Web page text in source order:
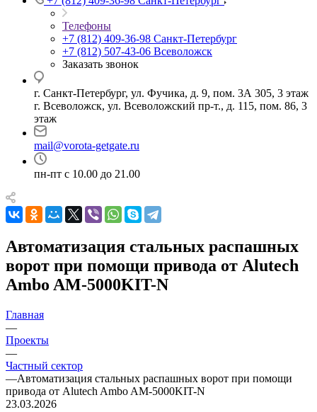
Телефоны
+7 (812) 409-36-98 Санкт-Петербург
+7 (812) 507-43-06 Всеволожск
Заказать звонок
г. Санкт-Петербург, ул. Фучика, д. 9, пом. 3А 305, 3 этаж
г. Всеволожск, ул. Всеволожский пр-т., д. 115, пом. 86, 3
этаж
mail@vorota-getgate.ru
пн-пт c 10.00 до 21.00
Автоматизация стальных распашных
ворот при помощи привода от Alutech
Ambo AM-5000KIT-N
Главная
—
Проекты
—
Частный сектор
—Автоматизация стальных распашных ворот при помощи
привода от Alutech Ambo AM-5000KIT-N
23.03.2026